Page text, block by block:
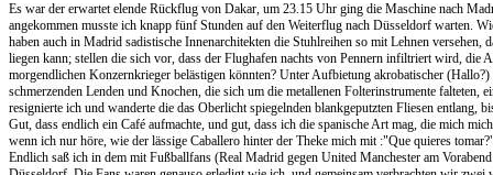
Es war der erwartet elende Rückflug von Dakar, um 23.15 Uhr ging die Maschine nach
angekommen musste ich knapp fünf Stunden auf den Weiterflug nach Düsseldorf warten.
haben auch in Madrid sadistische Innenarchitekten die Stuhlreihen so mit Lehnen versehen,
liegen kann; stellen die sich vor, dass der Flughafen nachts von Pennern infiltriert wird, die
morgendlichen Konzernkrieger belästigen könnten? Unter Aufbietung akrobatischer
schmerzenden Lenden und Knochen, die sich um die metallenen Folterinstrumente falteten,
resignierte ich und wanderte die das Oberlicht spiegelnden blankgeputzten Fliesen entlang,
Gut, dass endlich ein Café aufmachte, und gut, dass ich die spanische Art mag, die mich
wenn ich nur höre, wie der lässige Caballero hinter der Theke mich mit :"Que quieres
Endlich saß ich in dem mit Fußballfans (Real Madrid gegen United Manchester am